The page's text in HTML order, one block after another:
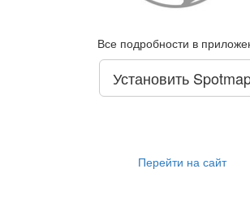
Все подробности в
Установить
Перейти на сайт